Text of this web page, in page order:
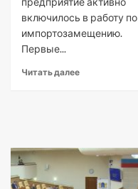
включилось в работу по
импортозамещению.
Первые...
Читать далее